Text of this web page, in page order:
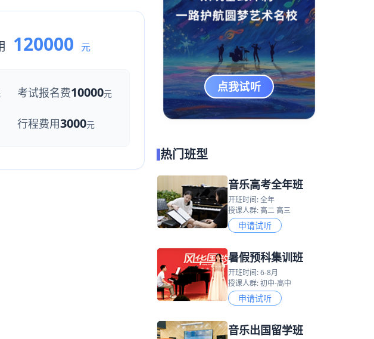
120000 元
考试报名费10000元
行程费用3000元
点我试听
热门班型
音乐高考全年班
开班时间: 全年
授课人群: 高二 高三
申请试听
暑假预科集训班
开班时间: 6-8月
授课人群: 初中-高中
申请试听
音乐出国留学班